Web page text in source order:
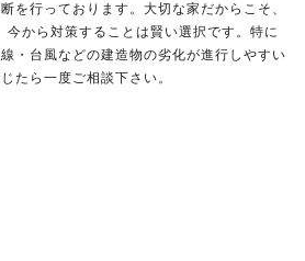
を行っております。大切な家だからこそ、
から対策することは賢い選択です。特に
・台風などの建造物の劣化が進行しやすい
たら一度ご相談下さい。